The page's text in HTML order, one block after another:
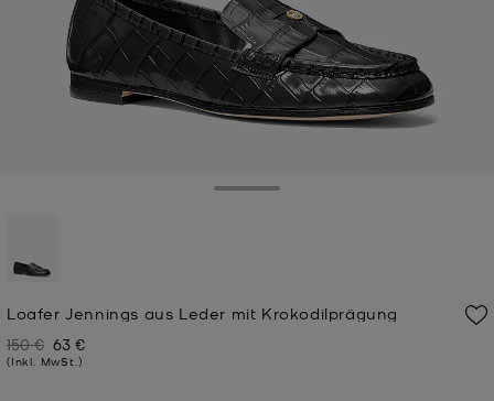
Loafer Jennings aus Leder mit Krokodilprägung
Zuvor
150 € Jetzt
63 €
(Inkl. MwSt.)